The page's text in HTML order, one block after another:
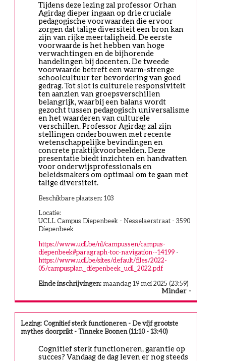
Minder
Tijdens deze lezing zal professor Orhan
Agirdag dieper ingaan op drie cruciale
pedagogische voorwaarden die ervoor
zorgen dat talige diversiteit een bron kan
zijn van rijke meertaligheid. De eerste
voorwaarde is het hebben van hoge
verwachtingen en de bijhorende
handelingen bij docenten. De tweede
voorwaarde betreft een warm-strenge
schoolcultuur ter bevordering van goed
gedrag. Tot slot is culturele responsiviteit
ten aanzien van groepsverschillen
belangrijk, waarbij een balans wordt
gezocht tussen pedagogisch universalisme
en het waarderen van culturele
verschillen. Professor Agirdag zal zijn
stellingen onderbouwen met recente
wetenschappelijke bevindingen en
concrete praktijkvoorbeelden. Deze
presentatie biedt inzichten en handvatten
voor onderwijsprofessionals en
beleidsmakers om optimaal om te gaan met
talige diversiteit.
Beschikbare plaatsen: 103
Locatie:
UCLL Campus Diepenbeek - Nesselaerstraat - 3590
Diepenbeek
https://www.ucll.be/nl/campussen/campus-
diepenbeek#paragraph-toc-navigation--14199-
https://www.ucll.be/sites/default/files/2022-
05/campusplan_diepenbeek_ucll_2022.pdf
Einde inschrijvingen: maandag 19 mei 2025 (23:59)
Lezing: Cognitief sterk functioneren - De vijf grootste
mythes doorprikt - Tinneke Boonen (11:10 - 13:40)
Cognitief sterk functioneren, garantie op
succes? Vandaag de dag leven er nog steeds